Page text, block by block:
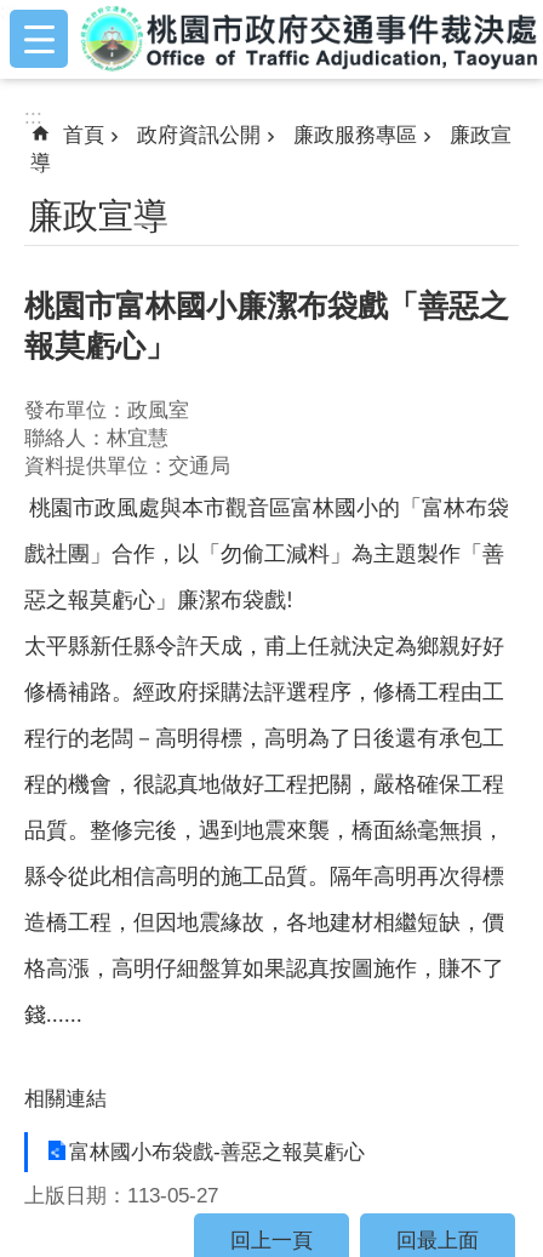
跳到主要內容區塊
:::
:::
首頁 政府資訊公開 廉政服務專區
廉政宣
導
廉政宣導
桃園市富林國小廉潔布袋戲「善惡之
報莫虧心」
發布單位：政風室
聯絡人：林宜慧
資料提供單位：交通局
桃園市政風處與本市觀音區富林國小的「富林布袋
戲社團」合作，以「勿偷工減料」為主題製作「善
惡之報莫虧心」廉潔布袋戲!
太平縣新任縣令許天成，甫上任就決定為鄉親好好
修橋補路。經政府採購法評選程序，修橋工程由工
程行的老闆－高明得標，高明為了日後還有承包工
程的機會，很認真地做好工程把關，嚴格確保工程
品質。整修完後，遇到地震來襲，橋面絲毫無損，
縣令從此相信高明的施工品質。隔年高明再次得標
造橋工程，但因地震緣故，各地建材相繼短缺，價
格高漲，高明仔細盤算如果認真按圖施作，賺不了
錢......
相關連結
富林國小布袋戲-善惡之報莫虧心
上版日期：113-05-27
回上一頁
回最上面